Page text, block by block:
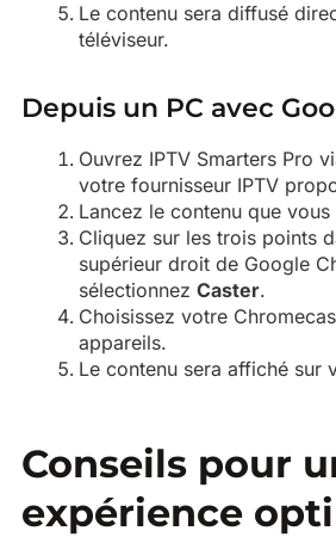
Le contenu sera diffusé
téléviseur.
Depuis un PC avec
Ouvrez IPTV Smarters Pro
votre fournisseur IPTV
Lancez le contenu que
Cliquez sur les trois points
supérieur droit de Google
sélectionnez Caster.
Choisissez votre
appareils.
Le contenu sera affiché sur
Conseils pour
expérience